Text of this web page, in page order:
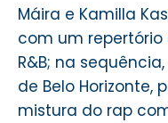
Máira e Kamilla
com um repertório
R&B; na
de Belo Horizonte,
mistura do rap